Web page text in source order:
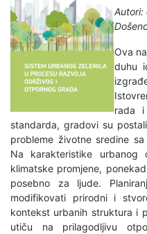
Autori:
Ova
duhu
rada i
standarda, gradovi su
probleme životne sredine
Na karakteristike urbanog
klimatske promjene,
posebno za ljude.
modifikovati prirodni i
kontekst urbanih struktura i
utiču na prilagodljivu